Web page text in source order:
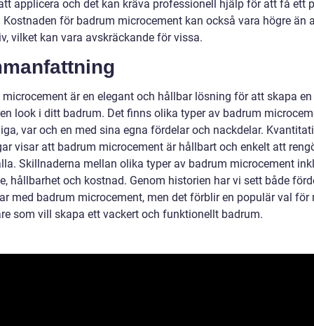
applicera och det kan kräva professionell hjälp för att få ett
Kostnaden för badrum microcement kan också vara högre än
vilket kan vara avskräckande för vissa.
är en elegant och hållbar lösning för att skapa
look i ditt badrum. Det finns olika typer av badrum
var och en med sina egna fördelar och nackdelar.
visar att badrum microcement är hållbart och enkelt att
Skillnaderna mellan olika typer av badrum microcement
hållbarhet och kostnad. Genom historien har vi sett både
med badrum microcement, men det förblir en populär val för
som vill skapa ett vackert och funktionellt badrum.